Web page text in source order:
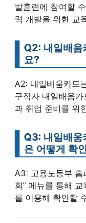
발훈련에 참여할
력 개발을 위한 교
Q2: 내일배움
요?
A2: 내일배움카드
구직자 내일배움
과 취업 준비를 위
Q3: 내일배움
은 어떻게 확
A3: 고용노동부 홈
회” 메뉴를 통해
를 이용해 확인할